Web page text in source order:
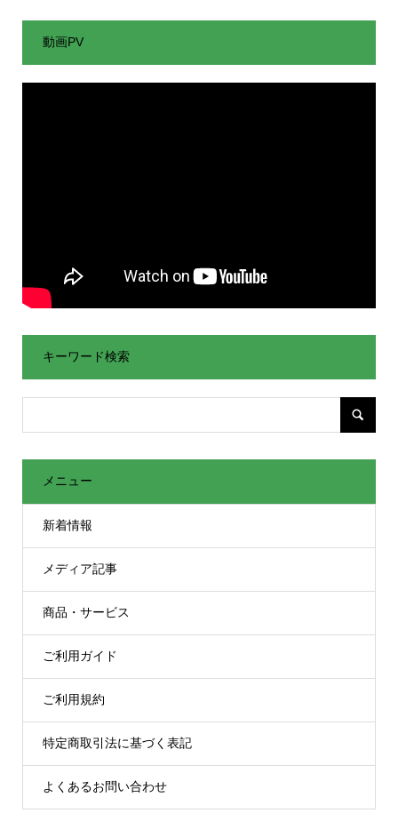
動画PV
キーワード検索
メニュー
新着情報
メディア記事
商品・サービス
ご利用ガイド
ご利用規約
特定商取引法に基づく表記
よくあるお問い合わせ